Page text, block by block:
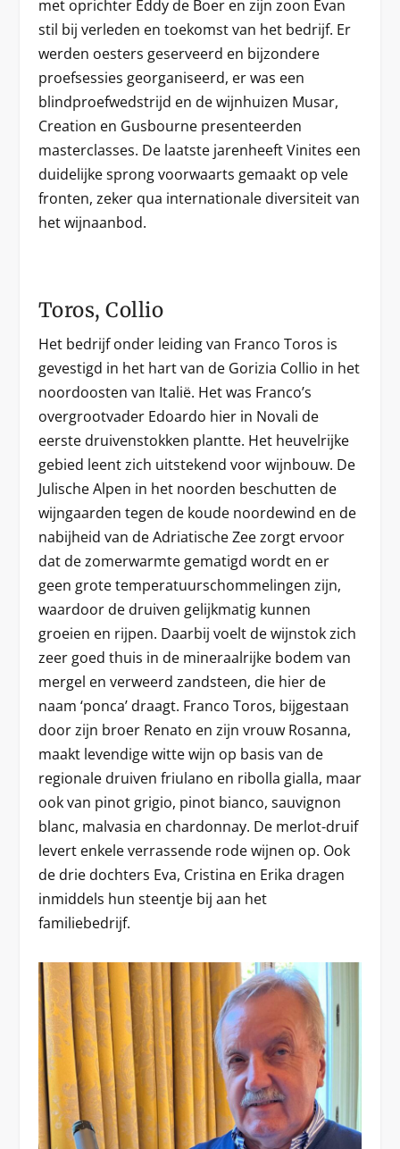
met oprichter Eddy de Boer en zijn zoon Evan
stil bij verleden en toekomst van het bedrijf. Er
werden oesters geserveerd en bijzondere
proefsessies georganiseerd, er was een
blindproefwedstrijd en de wijnhuizen Musar,
Creation en Gusbourne presenteerden
masterclasses. De laatste jarenheeft Vinites een
duidelijke sprong voorwaarts gemaakt op vele
fronten, zeker qua internationale diversiteit van
het wijnaanbod.
Toros, Collio
Het bedrijf onder leiding van Franco Toros is
gevestigd in het hart van de Gorizia Collio in het
noordoosten van Italië. Het was Franco’s
overgrootvader Edoardo hier in Novali de
eerste druivenstokken plantte. Het heuvelrijke
gebied leent zich uitstekend voor wijnbouw. De
Julische Alpen in het noorden beschutten de
wijngaarden tegen de koude noordewind en de
nabijheid van de Adriatische Zee zorgt ervoor
dat de zomerwarmte gematigd wordt en er
geen grote temperatuurschommelingen zijn,
waardoor de druiven gelijkmatig kunnen
groeien en rijpen. Daarbij voelt de wijnstok zich
zeer goed thuis in de mineraalrijke bodem van
mergel en verweerd zandsteen, die hier de
naam ‘ponca’ draagt. Franco Toros, bijgestaan
door zijn broer Renato en zijn vrouw Rosanna,
maakt levendige witte wijn op basis van de
regionale druiven friulano en ribolla gialla, maar
ook van pinot grigio, pinot bianco, sauvignon
blanc, malvasia en chardonnay. De merlot-druif
levert enkele verrassende rode wijnen op. Ook
de drie dochters Eva, Cristina en Erika dragen
inmiddels hun steentje bij aan het
familiebedrijf.